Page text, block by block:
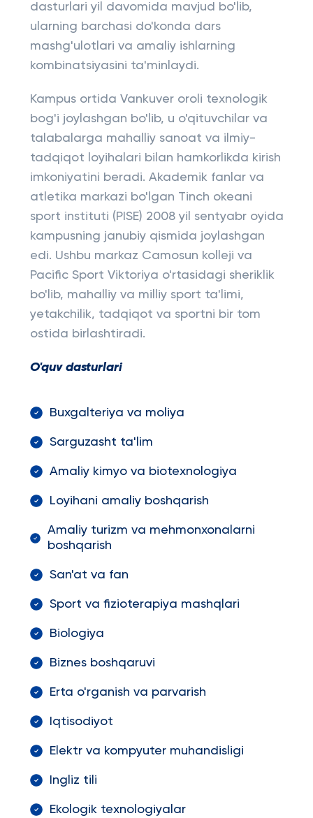
dasturlari yil davomida mavjud bo'lib,
ularning barchasi do'konda dars
mashg'ulotlari va amaliy ishlarning
kombinatsiyasini ta'minlaydi.
Kampus ortida Vankuver oroli texnologik
bog'i joylashgan bo'lib, u o'qituvchilar va
talabalarga mahalliy sanoat va ilmiy-
tadqiqot loyihalari bilan hamkorlikda kirish
imkoniyatini beradi. Akademik fanlar va
atletika markazi bo'lgan Tinch okeani
sport instituti (PISE) 2008 yil sentyabr oyida
kampusning janubiy qismida joylashgan
edi. Ushbu markaz Camosun kolleji va
Pacific Sport Viktoriya o'rtasidagi sheriklik
bo'lib, mahalliy va milliy sport ta'limi,
yetakchilik, tadqiqot va sportni bir tom
ostida birlashtiradi.
O'quv dasturlari
Buxgalteriya va moliya
Sarguzasht ta'lim
Amaliy kimyo va biotexnologiya
Loyihani amaliy boshqarish
Amaliy turizm va mehmonxonalarni
boshqarish
San'at va fan
Sport va fizioterapiya mashqlari
Biologiya
Biznes boshqaruvi
Erta o'rganish va parvarish
Iqtisodiyot
Elektr va kompyuter muhandisligi
Ingliz tili
Ekologik texnologiyalar